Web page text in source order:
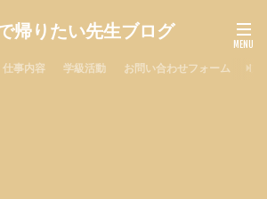
帰りたい先生ブログ
仕事内容 学級活動 お問い合わせフォーム プ